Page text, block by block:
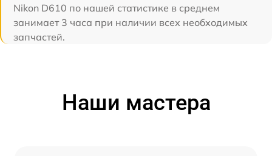
Nikon D610 по нашей статистике в среднем
занимает 3 часа при наличии всех необходимых
запчастей.
Наши мастера